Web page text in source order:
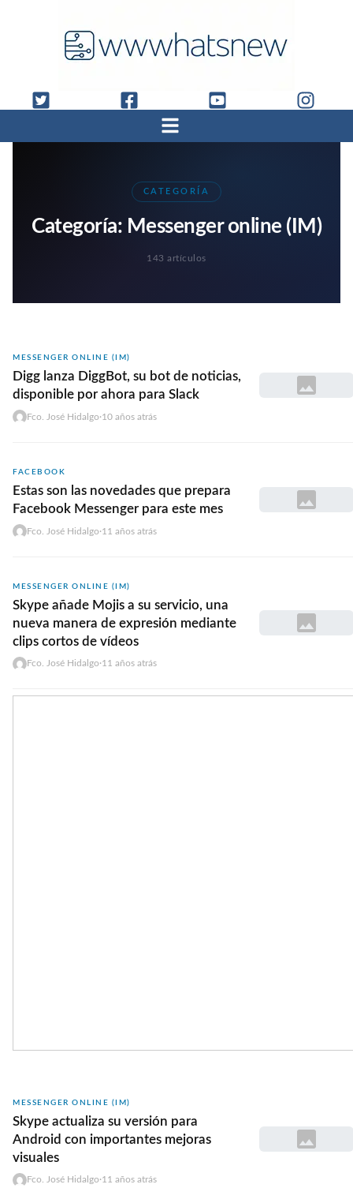
CATEGORÍA
Categoría: Messenger online (IM)
143 artículos
MESSENGER ONLINE (IM)
Digg lanza DiggBot, su bot de noticias,
disponible por ahora para Slack
Fco. José Hidalgo·10 años atrás
FACEBOOK
Estas son las novedades que prepara
Facebook Messenger para este mes
Fco. José Hidalgo·11 años atrás
MESSENGER ONLINE (IM)
Skype añade Mojis a su servicio, una
nueva manera de expresión mediante
clips cortos de ví­deos
Fco. José Hidalgo·11 años atrás
MESSENGER ONLINE (IM)
Skype actualiza su versión para
Android con importantes mejoras
visuales
Fco. José Hidalgo·11 años atrás